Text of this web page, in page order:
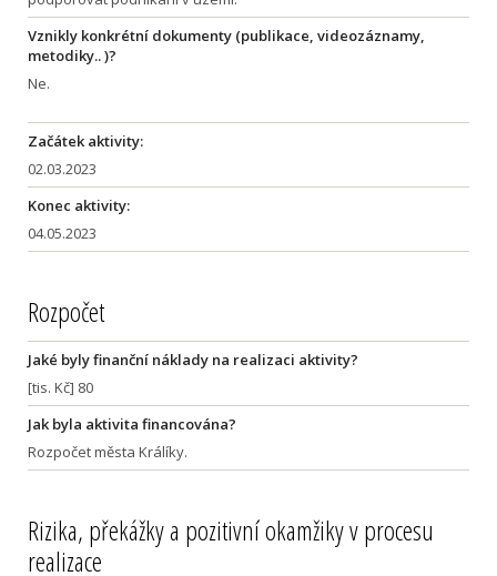
Vznikly konkrétní dokumenty (publikace, videozáznamy,
metodiky.. )?
Ne.
Začátek aktivity:
02.03.2023
Konec aktivity:
04.05.2023
Rozpočet
Jaké byly finanční náklady na realizaci aktivity?
[tis. Kč] 80
Jak byla aktivita financována?
Rozpočet města Králíky.
Rizika, překážky a pozitivní okamžiky v procesu
realizace